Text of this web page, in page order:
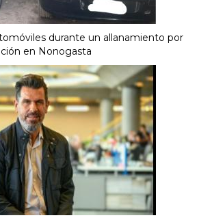
durante un allanamiento por
en Nonogasta